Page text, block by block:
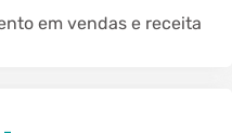
em vendas e receita